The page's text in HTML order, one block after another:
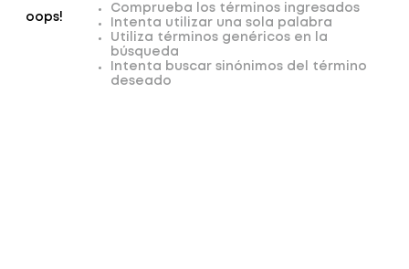
oops!
Comprueba los términos ingresados
Intenta utilizar una sola palabra
Utiliza términos genéricos en la
búsqueda
Intenta buscar sinónimos del término
deseado